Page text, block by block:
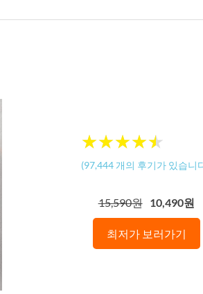
★★★★★
★★★★★
(97,444개의 후기가 있습니
15,590원 10,490원
최저가 보러가기